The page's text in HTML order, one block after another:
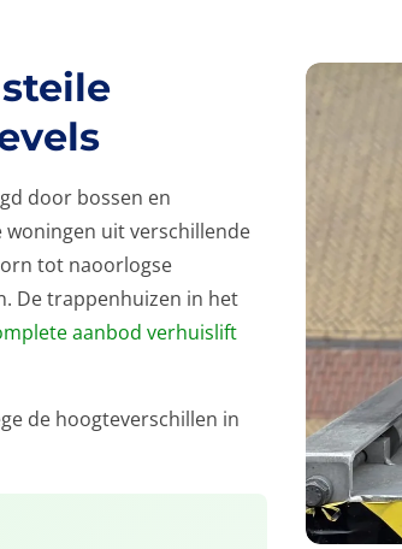
door bossen en
uit verschillende
tot naoorlogse
De trappenhuizen in het
aanbod verhuislift
de hoogteverschillen in